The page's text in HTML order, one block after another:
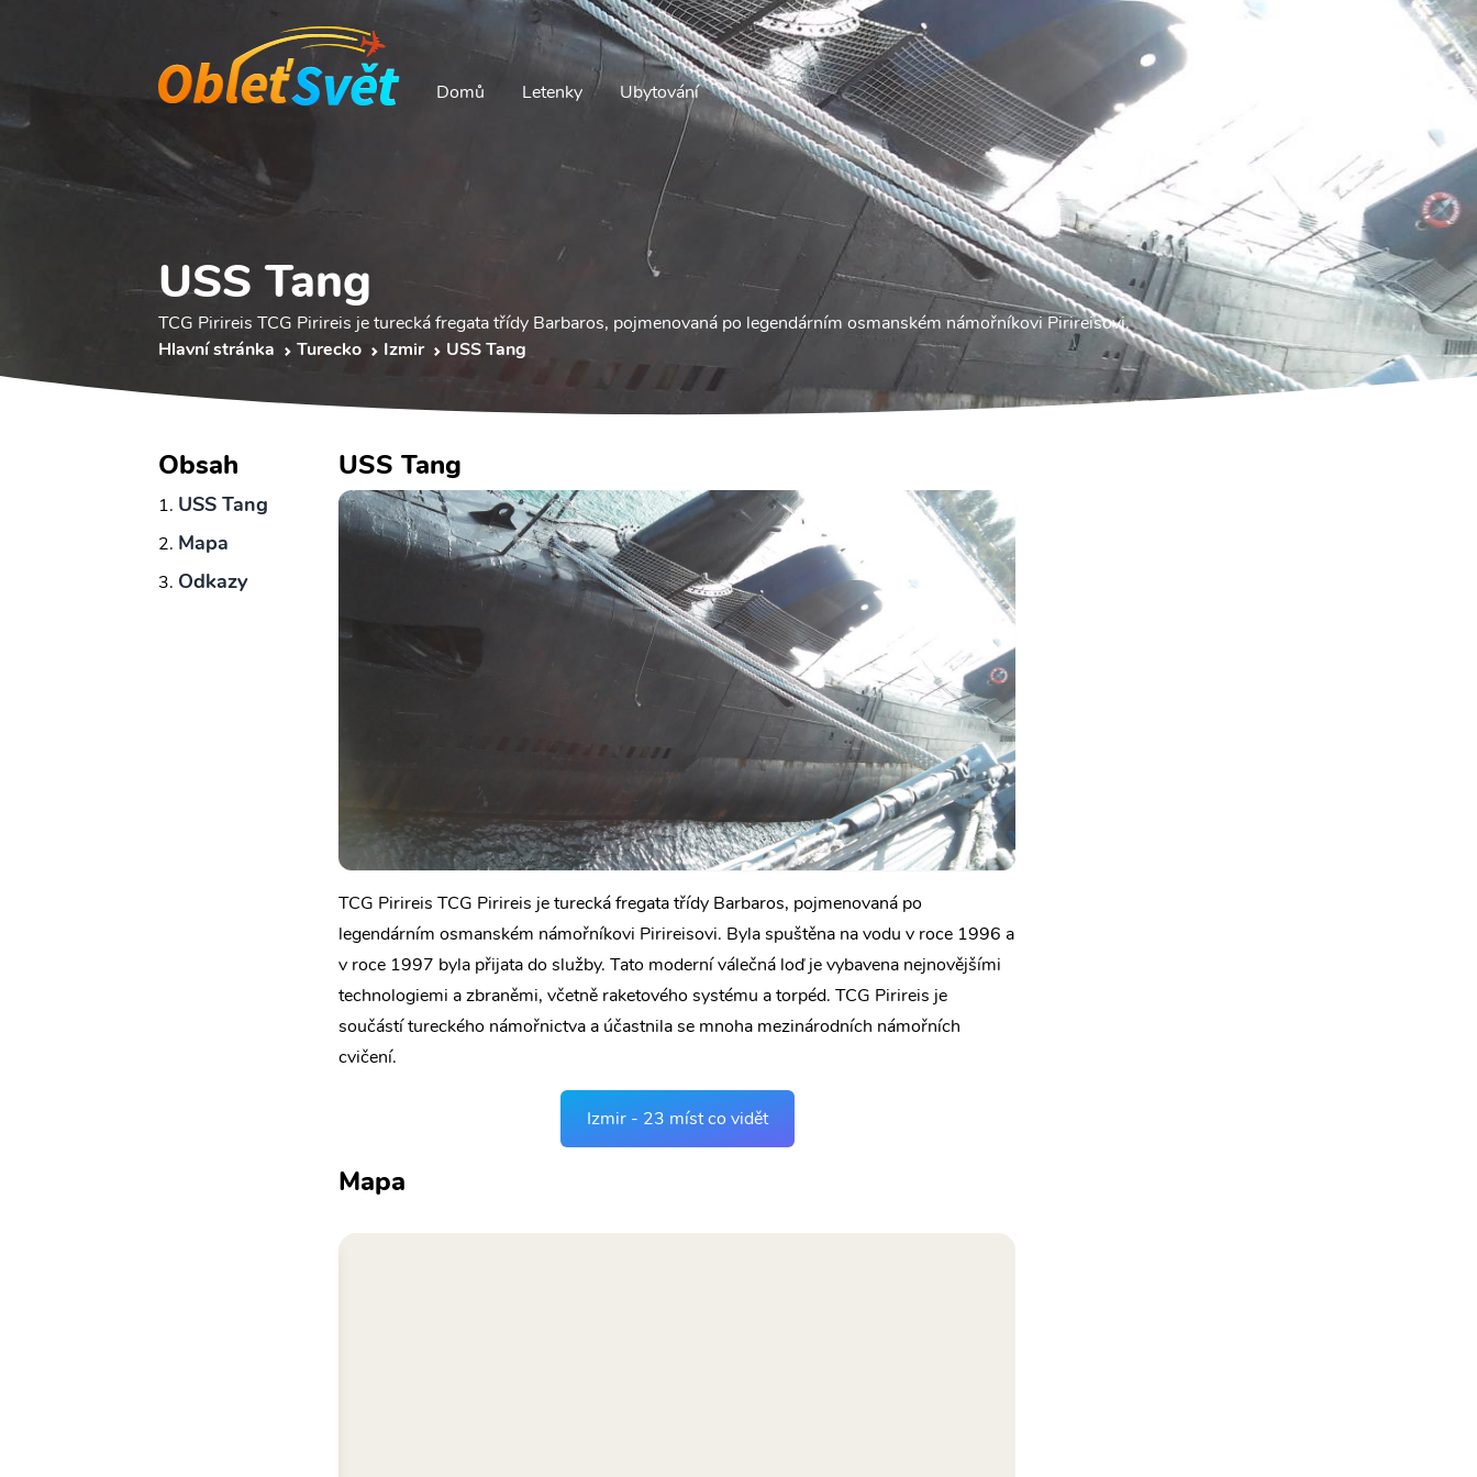
Domů Letenky Ubytování
USS Tang
TCG Pirireis TCG Pirireis je turecká fregata třídy Barbaros, pojmenovaná po legendárním osmanském námořníkovi Pirireisovi.
Hlavní stránka
Turecko Izmir USS Tang
Obsah
USS Tang
Mapa
Odkazy
USS Tang
TCG Pirireis TCG Pirireis je turecká fregata třídy Barbaros, pojmenovaná po
legendárním osmanském námořníkovi Pirireisovi. Byla spuštěna na vodu v roce 1996 a
v roce 1997 byla přijata do služby. Tato moderní válečná loď je vybavena nejnovějšími
technologiemi a zbraněmi, včetně raketového systému a torpéd. TCG Pirireis je
součástí tureckého námořnictva a účastnila se mnoha mezinárodních námořních
cvičení.
Izmir - 23 míst co vidět
Mapa